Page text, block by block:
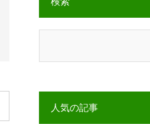
人気の記事